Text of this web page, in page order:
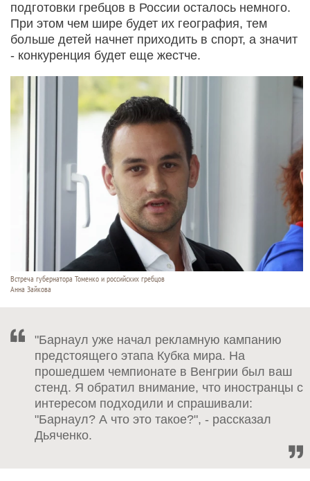
подготовки гребцов в России осталось немного.
При этом чем шире будет их география, тем
больше детей начнет приходить в спорт, а значит
- конкуренция будет еще жестче.
Встреча губернатора Томенко и российских гребцов
Анна Зайкова
"Барнаул уже начал рекламную кампанию
предстоящего этапа Кубка мира. На
прошедшем чемпионате в Венгрии был ваш
стенд. Я обратил внимание, что иностранцы с
интересом подходили и спрашивали:
"Барнаул? А что это такое?", - рассказал
Дьяченко.